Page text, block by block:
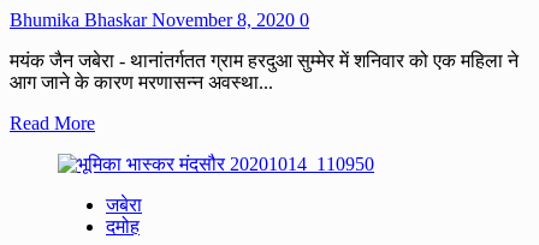
खरीदी
सुनिश्चित
करें
-कलेक्टर
तरूण
Bhumika BhaskarNovember 8, 2020 0
मयंक जैन जबेरा - थानांतर्गतत ग्राम हरदुआ सुम्मेर में शनिवार को एक महिला ने
आग जाने के कारण मरणासन्न अवस्था...
Read MoreRead
about
आग
से
जबेरा
दमोह